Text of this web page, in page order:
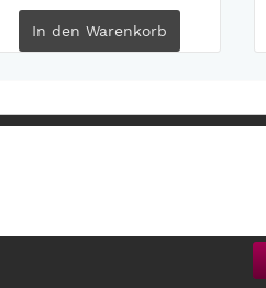
In den Warenkorb